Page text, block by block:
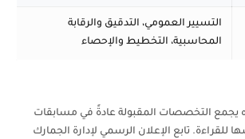
التسيير العمومي، التدقيق والرقابة
المحاسبية، التخطيط والإحصاء
يجمع التخصصات المقبولة عادةً في مسابقات
تابع الإعلان الرسمي لإدارة الجمارك